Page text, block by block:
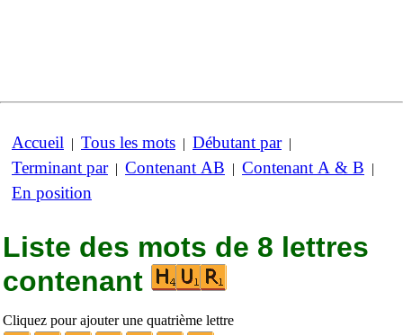
Accueil | Tous les mots | Débutant par|
Terminant par| Contenant AB | Contenant A & B |
En position
Liste des mots de 8 lettres
contenant
Cliquez pour ajouter une quatrième lettre